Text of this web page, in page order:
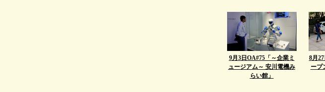
9月3日OA#75「～企業ミ
ュージアム～ 安川電機み
らい館」
8月
ープ